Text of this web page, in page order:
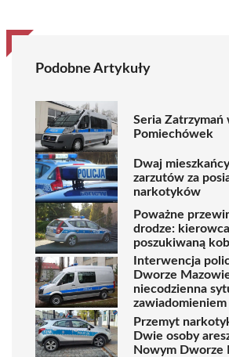
Podobne Artykuły
Seria Zatrzymań
Pomiechówek
Dwaj
zarzutów za
narkotyków
Poważne
drodze:
poszukiwaną
Interwencja
Dworze
niecodzienna
zawiadomieniem
Przemyt
Dwie osoby
Nowym Dworze